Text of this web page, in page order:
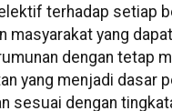
terhadap setiap
masyarakat yang dapat
dengan tetap
yang menjadi dasar
sesuai dengan